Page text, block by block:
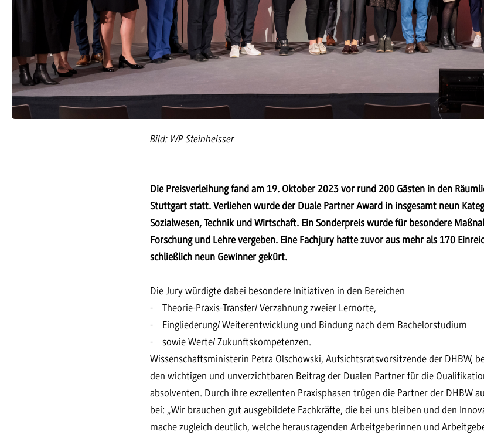
Bild: WP Steinheisser
Die Preisverleihung fand am 19. Oktober 2023 vor rund 200 Gästen in den
Stuttgart statt. Verliehen wurde der Duale Partner Award in insgesamt neun
Sozialwesen, Technik und Wirtschaft. Ein Sonderpreis wurde für besondere
Forschung und Lehre vergeben. Eine Fachjury hatte zuvor aus mehr als 170
schließlich neun Gewinner gekürt.
Die Jury würdigte dabei besondere Initiativen in den Bereichen
- Theorie-Praxis-Transfer/ Verzahnung zweier Lernorte,
- Eingliederung/ Weiterentwicklung und Bindung nach dem Bachelorstudium
- sowie Werte/ Zukunftskompetenzen.
Wissenschaftsministerin Petra Olschowski, Aufsichtsratsvorsitzende der DHBW,
den wichtigen und unverzichtbaren Beitrag der Dualen Partner für die
absolventen. Durch ihre exzellenten Praxisphasen trügen die Partner der DHBW
bei: „Wir brauchen gut ausgebildete Fachkräfte, die bei uns bleiben und den
mache zugleich deutlich, welche herausragenden Arbeitgeberinnen und